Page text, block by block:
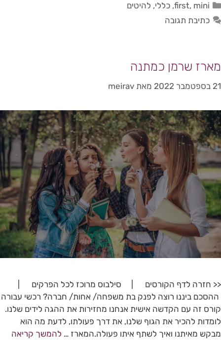
first, mini
,כללי, להיטים
כתיבת תגובה
מארז שרמן כמתנה
21 בספטמבר 2022 מאת meirav
<< חזרה לדף הקורסים | סילבוס מרוכז לכל הפרקים |
ההסכם ביננו רוצה לפנק בת משפחה/ אחות/ חברה? רכשי עבורה
קורס זה עם הקדשה אישית אנחנו מחזירות את ההגה לידים שלנו.
לומדות להכיר את הגוף שלנו, את דרך פעולתו, לדעת מה הוא
מבקש מאיתנו ואיך לשתף איתו פעולה.המארז … להמשך קריאה